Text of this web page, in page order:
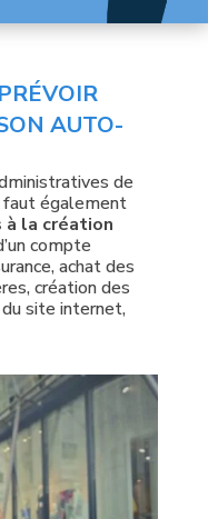
AUTO-
de
faut également
la création
compte
achat des
création des
site internet,